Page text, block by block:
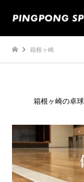
箱根ヶ崎
箱根ヶ崎の卓